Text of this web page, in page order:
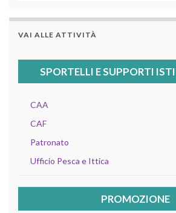
VAI ALLE ATTIVITÀ
SPORTELLI E SUPPORTI
CAA
CAF
Patronato
Ufficio Pesca e Ittica
PROMOZIONE